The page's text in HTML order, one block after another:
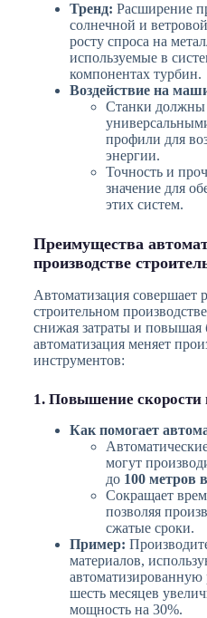
Тренд: Расширение
солнечной и
росту спроса на
используемые в
компонентах турбин.
Воздействие на
Станки должны
профили для
энергии.
Точность и
значение для
этих систем.
Преимущества
производстве
Автоматизация совершает
строительном
снижая затраты и повышая
автоматизация меняет
инструментов:
1. Повышение скорости
Как помогает
могут
до 100 метров
Сокращает
позволяя
сжатые сроки.
Пример:
материалов,
шесть месяцев
мощность на 30%.